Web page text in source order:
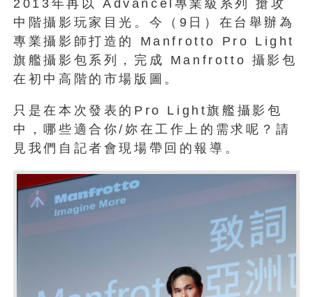
2013年再以 Advancel專業級系列 搶攻
中階攝影玩家目光。今（9日）在台舉辦為
專業攝影師打造的 Manfrotto Pro Light
旗艦攝影包系列，完成 Manfrotto 攝影包
在初中高階的市場版圖。
只是在本次發表的Pro Light旗艦攝影包
中，哪些適合你/妳在工作上的需求呢？請
見我們自記者會現場帶回的報導。